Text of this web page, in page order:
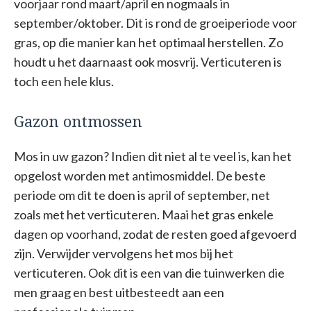
voorjaar rond maart/april en nogmaals in
september/oktober. Dit is rond de groeiperiode voor
gras, op die manier kan het optimaal herstellen. Zo
houdt u het daarnaast ook mosvrij. Verticuteren is
toch een hele klus.
Gazon ontmossen
Mos in uw gazon? Indien dit niet al te veel is, kan het
opgelost worden met antimosmiddel. De beste
periode om dit te doen is april of september, net
zoals met het verticuteren. Maai het gras enkele
dagen op voorhand, zodat de resten goed afgevoerd
zijn. Verwijder vervolgens het mos bij het
verticuteren. Ook dit is een van die tuinwerken die
men graag en best uitbesteedt aan een